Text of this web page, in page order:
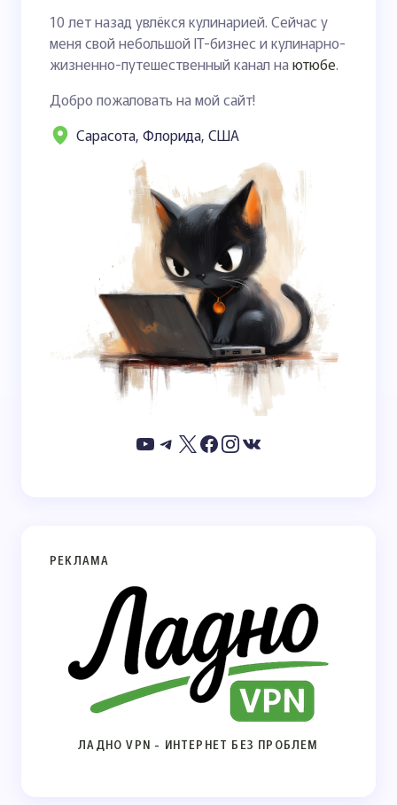
10 лет назад увлёкся кулинарией. Сейчас у
меня свой небольшой IT-бизнес и кулинарно-
жизненно-путешественный канал на ютюбе.
Добро пожаловать на мой сайт!
Сарасота, Флорида, США
РЕКЛАМА
ЛАДНО VPN - ИНТЕРНЕТ БЕЗ ПРОБЛЕМ